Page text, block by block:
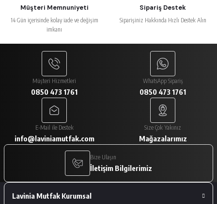
Müşteri Memnuniyeti
14 Gün içerisinde kolay iade ve değişim
imkanı
Sipariş Destek
Siparişiniz Hakkında Hızlı Destek Alın
Müşteri Hizmetleri
0850 473 1761
WhatsApp Sipariş
0850 473 1761
E-Mail ile Destek
info@laviniamutfak.com
Size Çok Yakınız
Mağazalarımız
Bize Ulaşın
İletişim Bilgilerimiz
Lavinia Mutfak Kurumsal